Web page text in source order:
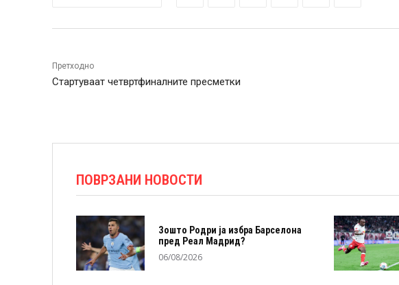
Претходно
Стартуваат четвртфиналните пресметки
ПОВРЗАНИ НОВОСТИ
Зошто Родри ја избра Барселона
пред Реал Мадрид?
06/08/2026